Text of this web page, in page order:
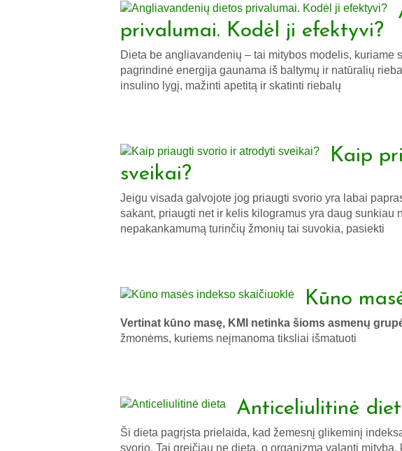
privalumai. Kodėl ji efektyvi?
Dieta be angliavandenių – tai mitybos modelis,
pagrindinė energija gaunama iš baltymų ir natūralių
insulino lygį, mažinti apetitą ir skatinti riebalų
Kaip
sveikai?
Jeigu visada galvojote jog priaugti svorio yra labai
sakant, priaugti net ir kelis kilogramus yra daug sunkiau
nepakankamumą turinčių žmonių tai suvokia, pasiekti
Kūno
Vertinat kūno masę, KMI netinka šioms asmenų
žmonėms, kuriems neįmanoma tiksliai išmatuoti
Anticeliulitinė
Ši dieta pagrįsta prielaida, kad žemesnį glikeminį
svorio. Tai greičiau ne dieta, o organizmą valanti